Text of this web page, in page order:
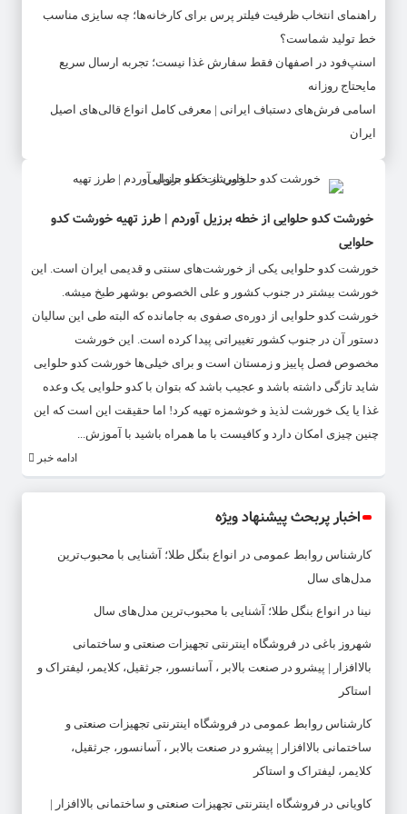
راهنمای انتخاب ظرفیت فیلتر پرس برای کارخانه‌ها؛ چه سایزی مناسب
خط تولید شماست؟
اسنپ‌فود در اصفهان فقط سفارش غذا نیست؛ تجربه ارسال سریع
مایحتاج روزانه
اسامی فرش‌های دستباف ایرانی | معرفی کامل انواع قالی‌های اصیل
ایران
خورشت کدو حلوایی از خطه برزیل آوردم | طرز تهیه خورشت کدو
حلوایی
خورشت کدو حلوایی یکی از خورشت‌های سنتی و قدیمی ایران است. این
خورشت بیشتر در جنوب کشور و علی الخصوص بوشهر طبخ میشه.
خورشت کدو حلوایی از دوره‌ی صفوی به جامانده که البته طی این سالیان
دستور آن در جنوب کشور تغییراتی پیدا کرده است. این خورشت
مخصوص فصل پاییز و زمستان است و برای خیلی‌ها خورشت کدو حلوایی
شاید تازگی داشته باشد و عجیب باشد که بتوان با کدو حلوایی یک وعده
غذا یا یک خورشت لذیذ و خوشمزه تهیه کرد! اما حقیقت این است که این
چنین چیزی امکان دارد و کافیست با ما همراه باشید با آموزش...
ادامه خبر
اخبار پربحث پیشنهاد ویژه
کارشناس روابط عمومی در
انواع بنگل طلا؛ آشنایی با محبوب‌ترین
مدل‌های سال
نینا در انواع بنگل طلا؛ آشنایی با محبوب‌ترین مدل‌های سال
شهروز باغی در فروشگاه اینترنتی تجهیزات صنعتی و ساختمانی
بالاافزار | پیشرو در صنعت بالابر ، آسانسور، جرثقیل، کلایمر، لیفتراک و
استاکر
کارشناس روابط عمومی در فروشگاه اینترنتی تجهیزات صنعتی و
ساختمانی بالاافزار | پیشرو در صنعت بالابر ، آسانسور، جرثقیل،
کلایمر، لیفتراک و استاکر
کاویانی در فروشگاه اینترنتی تجهیزات صنعتی و ساختمانی بالاافزار |